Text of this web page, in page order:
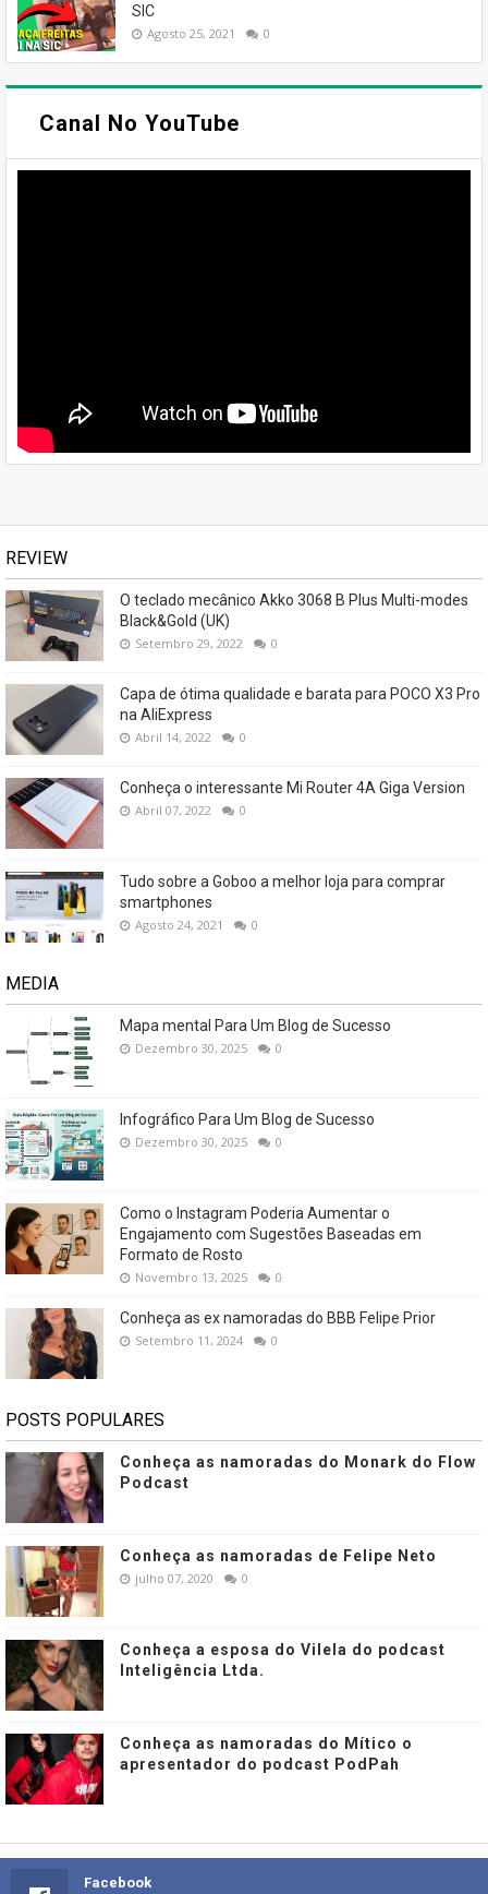
SIC
Agosto 25, 2021 0
Canal No YouTube
REVIEW
O teclado mecânico Akko 3068 B Plus Multi-modes
Black&Gold (UK)
Setembro 29, 2022 0
Capa de ótima qualidade e barata para POCO X3 Pro
na AliExpress
Abril 14, 2022 0
Conheça o interessante Mi Router 4A Giga Version
Abril 07, 2022 0
Tudo sobre a Goboo a melhor loja para comprar
smartphones
Agosto 24, 2021 0
MEDIA
Mapa mental Para Um Blog de Sucesso
Dezembro 30, 2025 0
Infográfico Para Um Blog de Sucesso
Dezembro 30, 2025 0
Como o Instagram Poderia Aumentar o
Engajamento com Sugestões Baseadas em
Formato de Rosto
Novembro 13, 2025 0
Conheça as ex namoradas do BBB Felipe Prior
Setembro 11, 2024 0
POSTS POPULARES
Conheça as namoradas do Monark do Flow
Podcast
Conheça as namoradas de Felipe Neto
julho 07, 2020 0
Conheça a esposa do Vilela do podcast
Inteligência Ltda.
Conheça as namoradas do Mítico o
apresentador do podcast PodPah
Facebook